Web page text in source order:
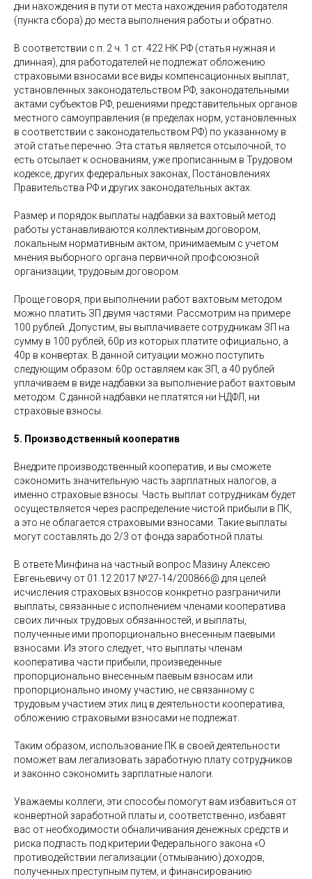
дни нахождения в пути от места нахождения работодателя
(пункта сбора) до места выполнения работы и обратно.
В соответствии с п. 2 ч. 1 ст. 422 НК РФ (статья нужная и
длинная), для работодателей не подлежат обложению
страховыми взносами все виды компенсационных выплат,
установленных законодательством РФ, законодательными
актами субъектов РФ, решениями представительных органов
местного самоуправления (в пределах норм, установленных
в соответствии с законодательством РФ) по указанному в
этой статье перечню. Эта статья является отсылочной, то
есть отсылает к основаниям, уже прописанным в Трудовом
кодексе, других федеральных законах, Постановлениях
Правительства РФ и других законодательных актах.
Размер и порядок выплаты надбавки за вахтовый метод
работы устанавливаются коллективным договором,
локальным нормативным актом, принимаемым с учетом
мнения выборного органа первичной профсоюзной
организации, трудовым договором.
Проще говоря, при выполнении работ вахтовым методом
можно платить ЗП двумя частями. Рассмотрим на примере
100 рублей. Допустим, вы выплачиваете сотрудникам ЗП на
сумму в 100 рублей, 60р из которых платите официально, а
40р в конвертах. В данной ситуации можно поступить
следующим образом: 60р оставляем как ЗП, а 40 рублей
уплачиваем в виде надбавки за выполнение работ вахтовым
методом. С данной надбавки не платятся ни НДФЛ, ни
страховые взносы.
5. Производственный кооператив
Внедрите производственный кооператив, и вы сможете
сэкономить значительную часть зарплатных налогов, а
именно страховые взносы. Часть выплат сотрудникам будет
осуществляется через распределение чистой прибыли в ПК,
а это не облагается страховыми взносами. Такие выплаты
могут составлять до 2/3 от фонда заработной платы.
В ответе Минфина на частный вопрос Мазину Алексею
Евгеньевичу от 01.12.2017 №27-14/200866@ для целей
исчисления страховых взносов конкретно разграничили
выплаты, связанные с исполнением членами кооператива
своих личных трудовых обязанностей, и выплаты,
полученные ими пропорционально внесенным паевыми
взносами. Из этого следует, что выплаты членам
кооператива части прибыли, произведенные
пропорционально внесенным паевым взносам или
пропорционально иному участию, не связанному с
трудовым участием этих лиц в деятельности кооператива,
обложению страховыми взносами не подлежат.
Таким образом, использование ПК в своей деятельности
поможет вам легализовать заработную плату сотрудников
и законно сэкономить зарплатные налоги.
Уважаемы коллеги, эти способы помогут вам избавиться от
конвертной заработной платы и, соответственно, избавят
вас от необходимости обналичивания денежных средств и
риска подпасть под критерии Федерального закона «О
противодействии легализации (отмыванию) доходов,
полученных преступным путем, и финансированию